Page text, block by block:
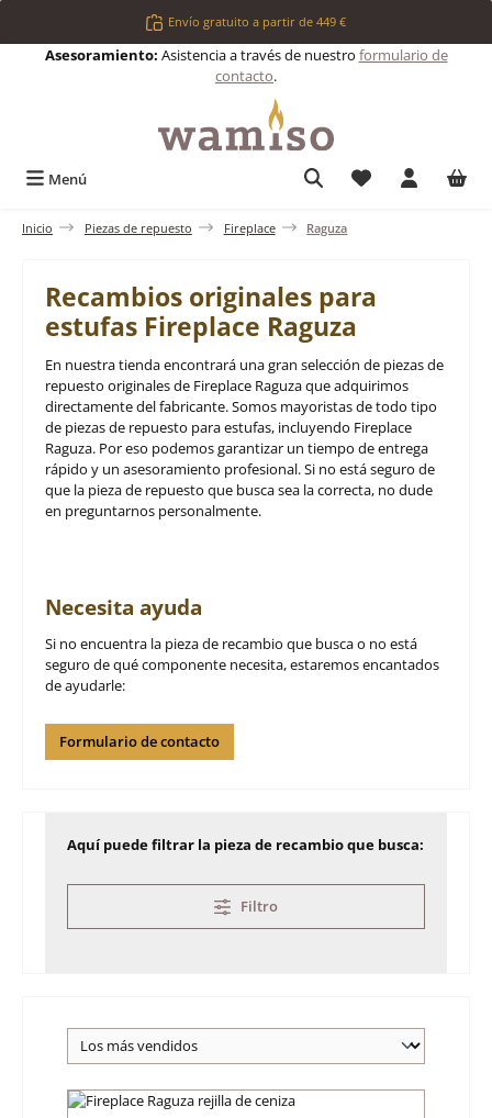
Saltar al contenido principalEnvío gratuito a partir de 449 €
Asesoramiento: Asistencia a través de nuestro formulario de
contacto.
Menú Tienes 0
Inicio Piezas de repuesto Fireplace Raguza
Recambios originales para
estufas Fireplace Raguza
En nuestra tienda encontrará una gran selección de piezas de
repuesto originales de Fireplace Raguza que adquirimos
directamente del fabricante. Somos mayoristas de todo tipo
de piezas de repuesto para estufas, incluyendo Fireplace
Raguza. Por eso podemos garantizar un tiempo de entrega
rápido y un asesoramiento profesional. Si no está seguro de
que la pieza de repuesto que busca sea la correcta, no dude
en preguntarnos personalmente.
Necesita ayuda
Si no encuentra la pieza de recambio que busca o no está
seguro de qué componente necesita, estaremos encantados
de ayudarle:
Formulario de contacto
Aquí puede filtrar la pieza de recambio que busca:
Filtro